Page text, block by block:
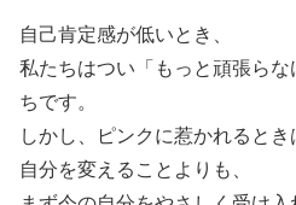
自己肯定感が低いとき、
私たちはつい「もっと頑張ら
ちです。
しかし、ピンクに惹かれるとき
自分を変えることよりも、